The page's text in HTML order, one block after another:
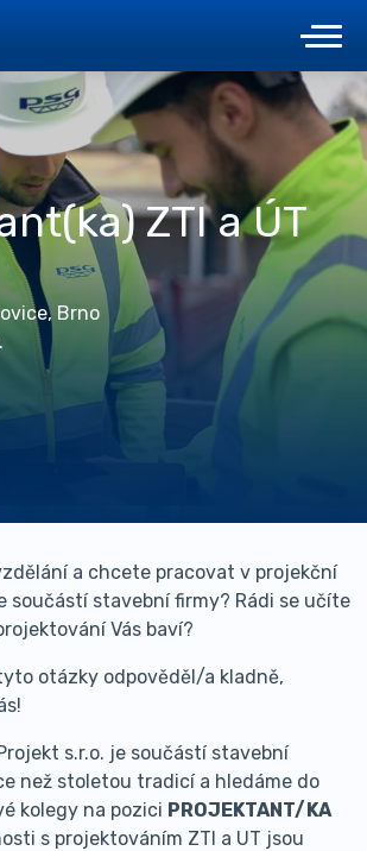
ZTI a ÚT
Brno
a chcete pracovat v projekční
součástí stavební firmy? Rádi se učíte
Vás baví?
otázky odpověděl/a kladně,
s.r.o. je součástí stavební
než stoletou tradicí a hledáme do
kolegy na pozici PROJEKTANT/KA
s projektováním ZTI a UT jsou